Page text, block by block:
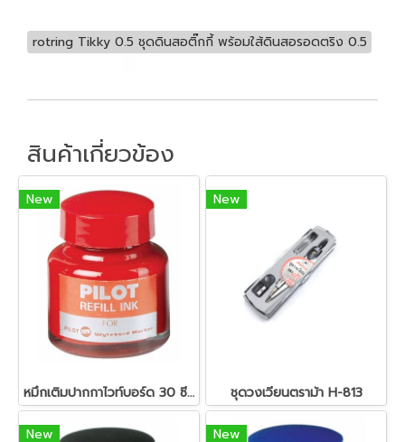
rotring Tikky 0.5 ชุดดินสอติ๊กกี้ พร้อมใส้ดินสอรอดตริง 0.5
สินค้าเกี่ยวข้อง
New
หมึกเติมปากกาไวท์บอร์ด 30 ซีซี. สีแดง ไพล็อต
New
ชุดวงเวียนตราม้า H-813
New New